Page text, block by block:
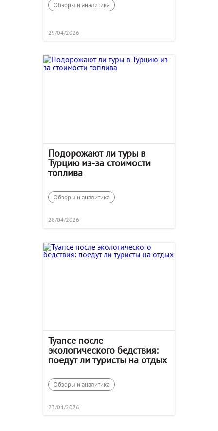
Обзоры и аналитика
29/04/2026
Подорожают ли туры в
Турцию из-за стоимости
топлива
Обзоры и аналитика
28/04/2026
Туапсе после
экологического бедствия:
поедут ли туристы на отдых
Обзоры и аналитика
23/04/2026